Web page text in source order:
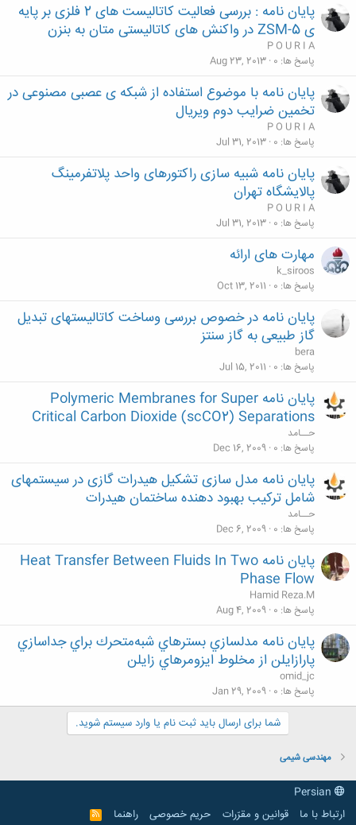
پایان نامه : بررسی فعالیت کاتالیست های 2 فلزی بر پایه
ی ZSM-5 در واکنش های کاتالیستی متان به بنزن
P O U R I A
پاسخ ها 0
Aug 23, 2013
پایان نامه با موضوع استفاده از شبکه ی عصبی مصنوعی در
تخمین ضرایب دوم ویریال
P O U R I A
پاسخ ها 0
Jul 31, 2013
پایان نامه شبیه سازی راکتورهای واحد پلاتفرمینگ
پالایشگاه تهران
P O U R I A
پاسخ ها 0
Jul 31, 2013
مهارت های ارائه
k_siroos
پاسخ ها 0
Oct 13, 2011
پایان نامه در خصوص بررسی وساخت کاتالیستهای تبدیل
گاز طبیعی به گاز سنتز
bera
پاسخ ها 0
Jul 15, 2011
پایان نامه Polymeric Membranes for Super
Critical Carbon Dioxide (scCO2) Separations
حــامد
پاسخ ها 0
Dec 16, 2009
پایان نامه مدل سازی تشکیل هیدرات گازی در سیستمهای
شامل ترکیب بهبود دهنده ساختمان هیدرات
حــامد
پاسخ ها 0
Dec 6, 2009
پایان نامه Heat Transfer Between Fluids In Two
Phase Flow
Hamid Reza.M
پاسخ ها 0
Aug 4, 2009
پایان نامه مدلسازي بسترهاي شبه‌متحرك براي جداسازي
پارازايلن از مخلوط ايزومرهاي زايلن
omid_jc
پاسخ ها 0
Jan 29, 2009
شما برای ارسال باید ثبت نام یا وارد سیستم شوید.
مهندسی شیمی
ارتباط با ما
قوانین و مقرّرات حریم خصوصی راهنما
R